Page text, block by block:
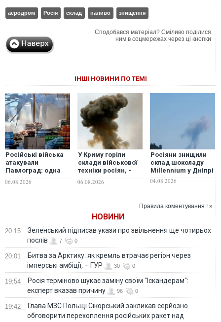
аеродром Росія склад паливо знищення
Сподобався матеріал? Сміливо поділися
ним в соцмережах через ці кнопки
ІНШІ НОВИНИ ПО ТЕМІ
Російські війська
атакували
Павлоград: одна
людина загинула,
горять склади
06.08.2026
У Криму горіли
склади військової
техніки росіян, -
соцмережі
06.08.2026
Росіяни знищили
склад шоколаду
Millennium у Дніпрі
04.08.2026
Правила коментування ! »
НОВИНИ
20:15
Зеленський підписав укази про звільнення ще чотирьох
послів
7 0
20:01
Битва за Арктику: як кремль втрачає регіон через
імперські амбіції, – ГУР
30 0
19:54
Росія терміново шукає заміну своїм "Іскандерам":
експерт вказав причину
96 0
19:42
Глава МЗС Польщі Сікорський закликав серйозно
обговорити перехоплення російських ракет над